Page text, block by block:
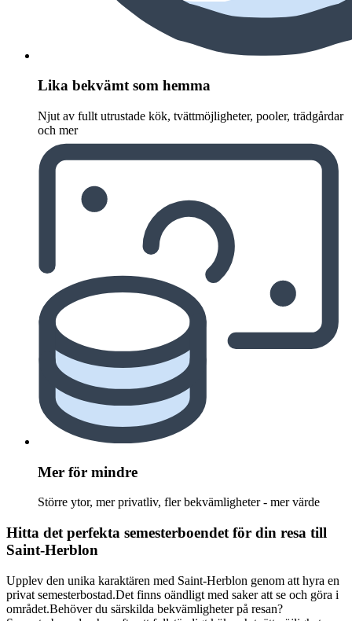
Lika bekvämt som hemma
Njut av fullt utrustade kök, tvättmöjligheter, pooler, trädgårdar
och mer
Mer för mindre
Större ytor, mer privatliv, fler bekvämligheter - mer värde
Hitta det perfekta semesterboendet för din resa till
Saint-Herblon
Upplev den unika karaktären med Saint-Herblon genom att hyra en
privat semesterbostad.Det finns oändligt med saker att se och göra i
området.Behöver du särskilda bekvämligheter på resan?